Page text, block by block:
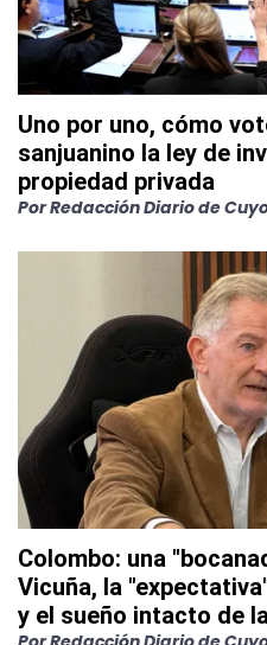
Uno por uno, cómo
sanjuanino la ley de
propiedad privada
PorRedacción Diario de
Colombo: una
Vicuña, la
y el sueño intacto de